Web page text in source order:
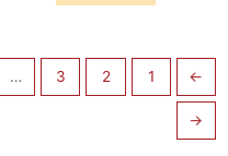
→
1
2
3
…
←